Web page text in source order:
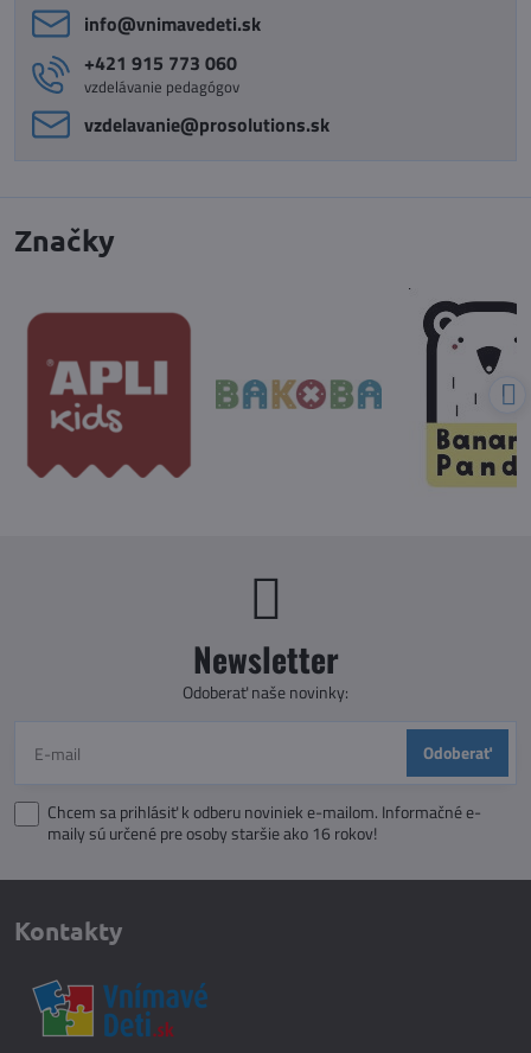
info​@vnimavedeti​.sk
+421 915 773 060
vzdelávanie pedagógov
vzdelavanie​@prosolutions​.sk
Značky
Newsletter
Odoberať naše novinky:
Odoberať
Chcem sa prihlásiť k odberu noviniek e-mailom. Informačné e-
maily sú určené pre osoby staršie ako 16 rokov!
Kontakty